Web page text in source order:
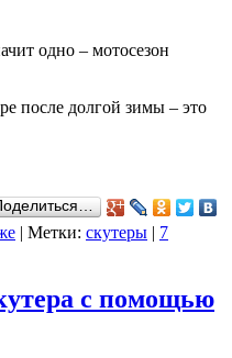
одно – мотосезон
после долгой зимы – это
| Метки: скутеры | 7
с помощью